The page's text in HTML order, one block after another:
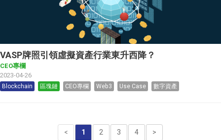
VASP牌照引領虛擬資產行業東升西降？
CEO專欄
2023-04-26
Blockchain 區塊鏈 CEO專欄 Web3 Use Case 數字資產
< 1 2 3 4 >